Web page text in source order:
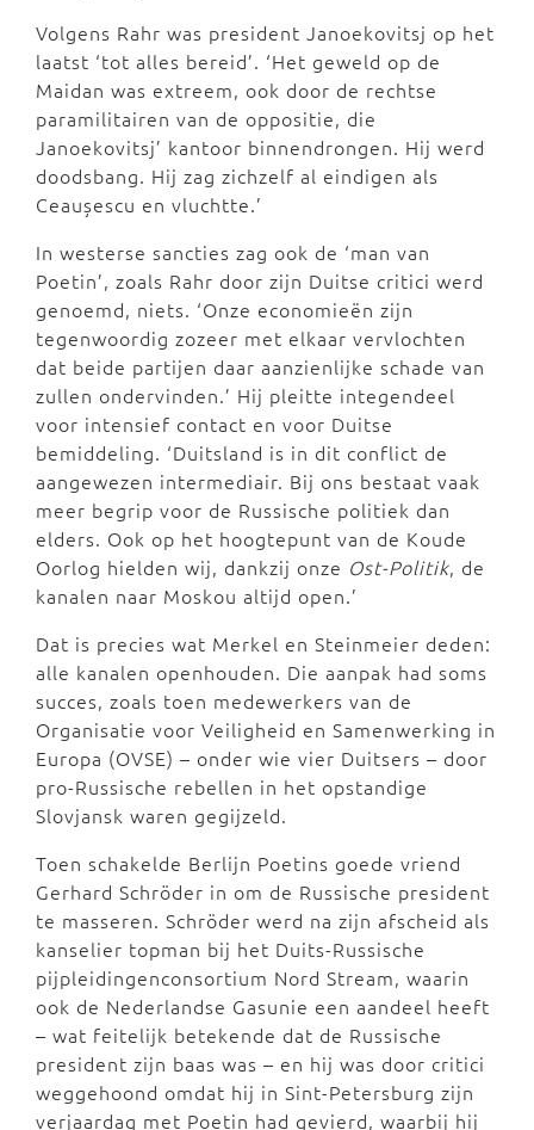
Volgens Rahr was president Janoekovitsj op het
laatst ‘tot alles bereid’. ‘Het geweld op de
Maidan was extreem, ook door de rechtse
paramilitairen van de oppositie, die
Janoekovitsj’ kantoor binnendrongen. Hij werd
doodsbang. Hij zag zichzelf al eindigen als
Ceaușescu en vluchtte.’
In westerse sancties zag ook de ‘man van
Poetin’, zoals Rahr door zijn Duitse critici werd
genoemd, niets. ‘Onze economieën zijn
tegenwoordig zozeer met elkaar vervlochten
dat beide partijen daar aanzienlijke schade van
zullen ondervinden.’ Hij pleitte integendeel
voor intensief contact en voor Duitse
bemiddeling. ‘Duitsland is in dit conflict de
aangewezen intermediair. Bij ons bestaat vaak
meer begrip voor de Russische politiek dan
elders. Ook op het hoogtepunt van de Koude
Oorlog hielden wij, dankzij onze Ost-Politik, de
kanalen naar Moskou altijd open.’
Dat is precies wat Merkel en Steinmeier deden:
alle kanalen openhouden. Die aanpak had soms
succes, zoals toen medewerkers van de
Organisatie voor Veiligheid en Samenwerking in
Europa (OVSE) – onder wie vier Duitsers – door
pro-Russische rebellen in het opstandige
Slovjansk waren gegijzeld.
Toen schakelde Berlijn Poetins goede vriend
Gerhard Schröder in om de Russische president
te masseren. Schröder werd na zijn afscheid als
kanselier topman bij het Duits-Russische
pijpleidingenconsortium Nord Stream, waarin
ook de Nederlandse Gasunie een aandeel heeft
– wat feitelijk betekende dat de Russische
president zijn baas was – en hij was door critici
weggehoond omdat hij in Sint-Petersburg zijn
verjaardag met Poetin had gevierd, waarbij hij